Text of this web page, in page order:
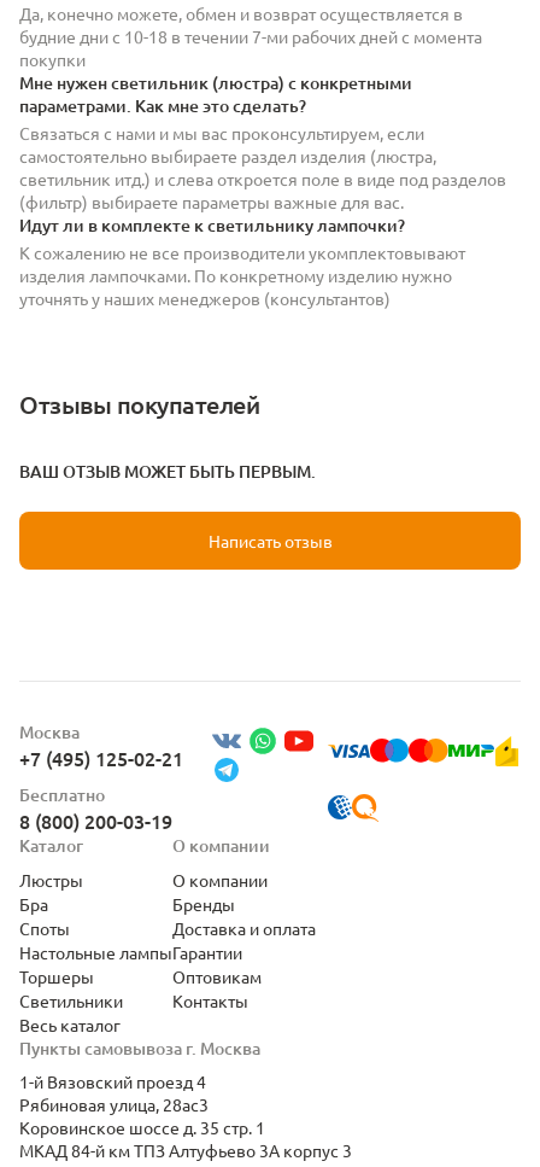
Да, конечно можете, обмен и возврат осуществляется в
будние дни с 10-18 в течении 7-ми рабочих дней с момента
покупки
Мне нужен светильник (люстра) с конкретными
параметрами. Как мне это сделать?
Связаться с нами и мы вас проконсультируем, если
самостоятельно выбираете раздел изделия (люстра,
светильник итд.) и слева откроется поле в виде под разделов
(фильтр) выбираете параметры важные для вас.
Идут ли в комплекте к светильнику лампочки?
К сожалению не все производители укомплектовывают
изделия лампочками. По конкретному изделию нужно
уточнять у наших менеджеров (консультантов)
Отзывы покупателей
ВАШ ОТЗЫВ МОЖЕТ БЫТЬ ПЕРВЫМ.
Написать отзыв
Москва
+7 (495) 125-02-21
Бесплатно
8 (800) 200-03-19
Пункты самовывоза г. Москва
1-й Вязовский проезд 4
Рябиновая улица, 28ас3
Коровинское шоссе д. 35 стр. 1
МКАД 84-й км ТПЗ Алтуфьево 3А корпус 3
Каталог
Люстры
Бра
Споты
Настольные лампы
Торшеры
Светильники
Весь каталог
О компании
О компании
Бренды
Доставка и оплата
Гарантии
Оптовикам
Контакты